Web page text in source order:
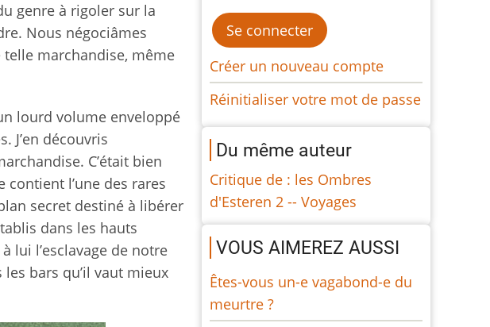
genre à rigoler sur la
Nous négociâmes
marchandise, même
lourd volume enveloppé
J’en découvris
C’était bien
l’une des rares
secret destiné à libérer
dans les hauts
lui l’esclavage de notre
bars qu’il vaut mieux
Créer un nouveau compte
Réinitialiser votre mot de passe
Du même auteur
Critique de : les Ombres
d'Esteren 2 -- Voyages
VOUS AIMEREZ AUSSI
Êtes-vous un-e vagabond-e du
meurtre ?